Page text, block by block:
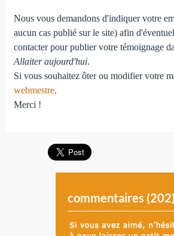
Nous vous demandons d'indiquer votre
aucun cas publié sur le site) afin
contacter pour publier votre témoignage
Allaiter aujourd'hui.
Si vous souhaitez ôter ou modifier votre
webmestre.
Merci !
commentaires (202)